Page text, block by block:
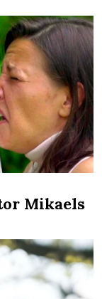
Mikaels